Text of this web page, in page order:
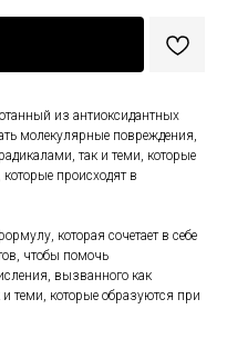
из антиоксидантных
молекулярные повреждения,
так и теми, которые
происходят в
которая сочетает в себе
чтобы помочь
вызванного как
теми, которые образуются при